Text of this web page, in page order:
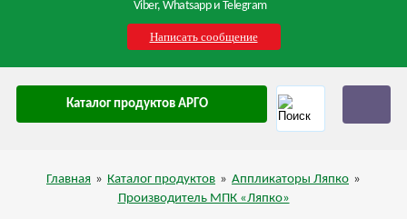
Viber, Whatsapp и Telegram
Написать сообщение
Каталог продуктов АРГО
Главная » Каталог продуктов » Аппликаторы Ляпко »
Производитель МПК «Ляпко»